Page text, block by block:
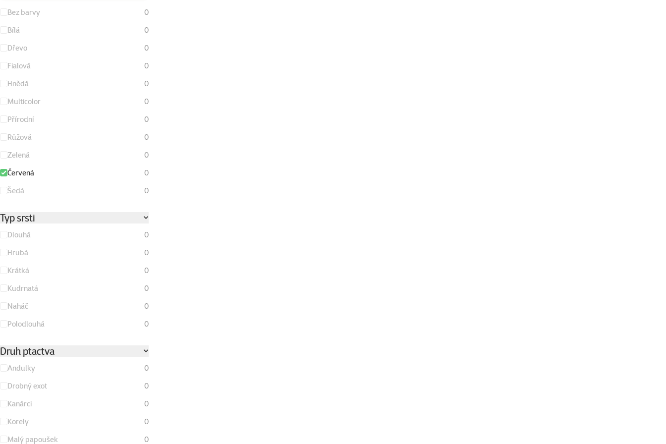
Bez barvy
0
Bílá
0
Dřevo
0
Fialová
0
Hnědá
0
Multicolor
0
Přírodní
0
Růžová
0
Zelená
0
Červená
0
Šedá
0
Typ srsti
Dlouhá
0
Hrubá
0
Krátká
0
Kudrnatá
0
Naháč
0
Polodlouhá
0
Druh ptactva
Andulky
0
Drobný exot
0
Kanárci
0
Korely
0
Malý papoušek
0